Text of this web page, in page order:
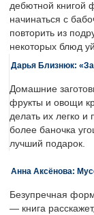
дебютной книгой
начинаться с
повторить из
некоторых блюд
Дарья Близнюк:
Домашние
фрукты и овощи
делать их легко и
более баночка
лучший подарок.
Анна Аксёнова:
Безупречная
— книга